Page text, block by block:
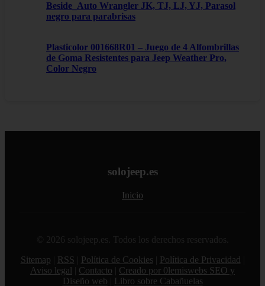
Beside_Auto Wrangler JK, TJ, LJ, YJ, Parasol
negro para parabrisas
Plasticolor 001668R01 – Juego de 4 Alfombrillas
de Goma Resistentes para Jeep Weather Pro,
Color Negro
solojeep.es
Inicio
© 2026 solojeep.es. Todos los derechos reservados.
Sitemap
RSS Política de Cookies Política de Privacidad
Aviso legal
Contacto
Creado por 0lemiswebs SEO y
Diseño web
Libro sobre Cabañuelas